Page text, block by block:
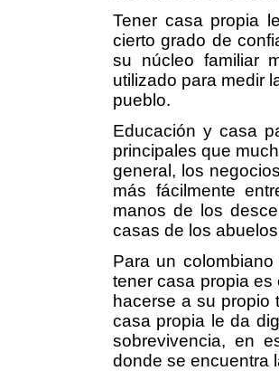
Tener casa propia
cierto grado de
su núcleo familiar
utilizado para medir
pueblo.
Educación y casa
principales que
general, los
más fácilmente
manos de los
casas de los
Para un
tener casa propia es
hacerse a su propio
casa propia le da
sobrevivencia, en
donde se encuentra